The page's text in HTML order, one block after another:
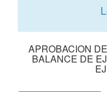
APROBACION
BALANCE DE